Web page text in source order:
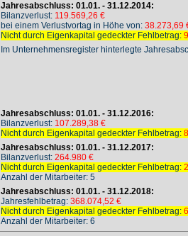
Jahresabschluss: 01.01. - 31.12.2014:
Bilanzverlust: 119.569,26 €
bei einem Verlustvortag in Höhe von:38.273,69
Nicht durch Eigenkapital gedeckter Fehlbetrag:
Im Unternehmensregister hinterlegte
Jahresabschluss: 01.01. - 31.12.2016:
Bilanzverlust: 107.289,38 €
Nicht durch Eigenkapital gedeckter Fehlbetrag:
Jahresabschluss: 01.01. - 31.12.2017:
Bilanzverlust:264.980 €
Nicht durch Eigenkapital gedeckter Fehlbetrag:
Anzahl der Mitarbeiter: 5
Jahresabschluss: 01.01. - 31.12.2018:
Jahresfehlbetrag:368.074,52 €
Nicht durch Eigenkapital gedeckter Fehlbetrag:
Anzahl der Mitarbeiter: 6